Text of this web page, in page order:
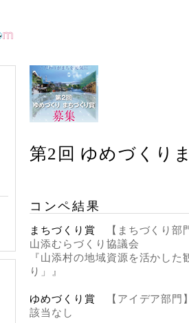
第2回 ゆめづくり
コンペ結果
まちづくり賞 【まちづくり部
山添むらづくり協議会
『山添村の地域資源を活かし
り」』
ゆめづくり賞 【アイデア部門
該当なし